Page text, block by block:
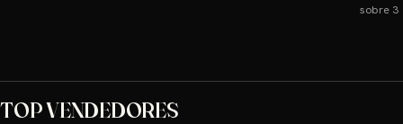
sobre 3
TOP VENDEDORES